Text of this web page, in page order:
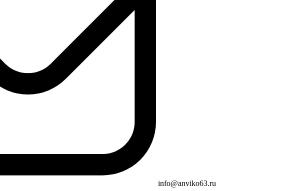
info@anviko63.ru